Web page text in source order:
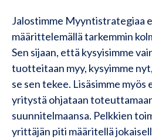
Jalostimme Myyntistrategiaa
määrittelemällä tarkemmin
Sen sijaan, että kysyisimme
tuotteitaan myy, kysyimme
se sen tekee. Lisäsimme
yritystä ohjataan
suunnitelmaansa. Pelkkien
yrittäjän piti määritellä